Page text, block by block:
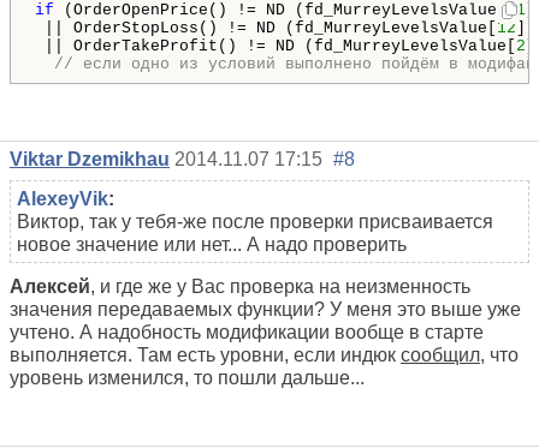
if (OrderOpenPrice() != ND (fd_MurreyLevelsValue[11
|| OrderStopLoss() != ND (fd_MurreyLevelsValue[ 12
|| OrderTakeProfit() != ND (fd_MurreyLevelsValue[ 2
// если одно из условий выполнено пойдём в
Viktar Dzemikhau 2014.11.07 17:15 #8
AlexeyVik:
Виктор, так у тебя-же после проверки присваивается
новое значение или нет... А надо проверить
Алексей, и где же у Вас проверка на неизменность
значения передаваемых функции? У меня это выше уже
учтено. А надобность модификации вообще в старте
выполняется. Там есть уровни, если индюк сообщил, что
уровень изменился, то пошли дальше...